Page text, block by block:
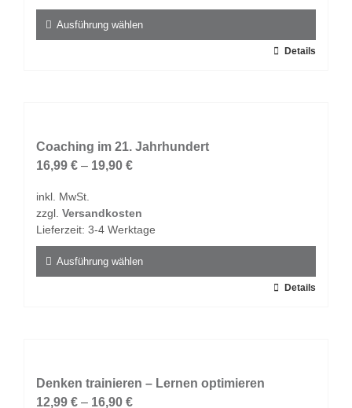
Produktseite
gewählt
Ausführung wählen
auf.
Die
können
auf
Produktseite
gewählt
Details
Coaching im 21. Jahrhundert
16,99 € – 19,90 €
inkl. MwSt.
zzgl. Versandkosten
Lieferzeit: 3-4 Werktage
Ausführung wählen
auf.
Die
Details
Denken trainieren – Lernen optimieren
12,99 € – 16,90 €